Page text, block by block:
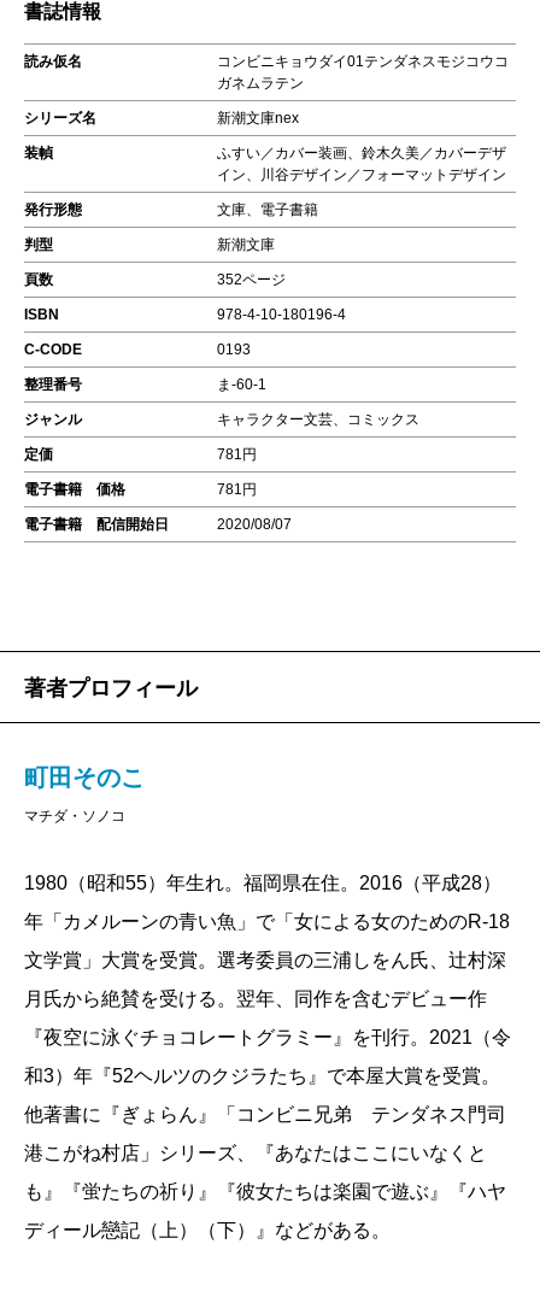
書誌情報
読み仮名
コンビニキョウダイ01テンダネスモジコウコ
ガネムラテン
シリーズ名 新潮文庫nex
装幀
ふすい／カバー装画、鈴木久美／カバーデザ
イン、川谷デザイン／フォーマットデザイン
発行形態 文庫、電子書籍
判型 新潮文庫
頁数 352ページ
ISBN 978-4-10-180196-4
C-CODE 0193
整理番号 ま-60-1
ジャンル キャラクター文芸、コミックス
定価 781円
電子書籍 価格 781円
電子書籍 配信開始日 2020/08/07
著者プロフィール
町田そのこ
マチダ・ソノコ
1980（昭和55）年生れ。福岡県在住。2016（平成28）
年「カメルーンの青い魚」で「女による女のためのR-18
文学賞」大賞を受賞。選考委員の三浦しをん氏、辻村深
月氏から絶賛を受ける。翌年、同作を含むデビュー作
『夜空に泳ぐチョコレートグラミー』を刊行。2021（令
和3）年『52ヘルツのクジラたち』で本屋大賞を受賞。
他著書に『ぎょらん』「コンビニ兄弟 テンダネス門司
港こがね村店」シリーズ、『あなたはここにいなくと
も』『蛍たちの祈り』『彼女たちは楽園で遊ぶ』『ハヤ
ディール戀記（上）（下）』などがある。